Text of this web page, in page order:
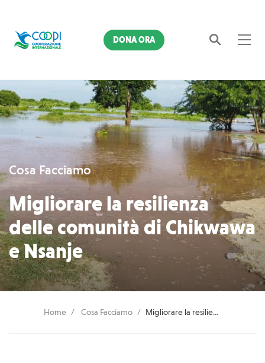
Cerca
DONA ORA
Cosa Facciamo
Migliorare la resilienza
delle comunità di Chikwawa
e Nsanje
Home Cosa Facciamo Migliorare la resilienza delle comunità di Chikwawa e Nsanje